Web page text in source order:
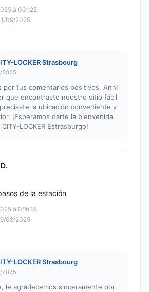
à 00h25
09/2025
LOCKER Strasbourg
2025
por tus comentarios positivos, Ann!
que encontraste nuestro sitio fácil
la ubicación conveniente y
¡Esperamos darte la bienvenida
LOCKER Estrasburgo!
à 08h38
08/2025
de la estación
LOCKER Strasbourg
2025
le agradecemos sinceramente por